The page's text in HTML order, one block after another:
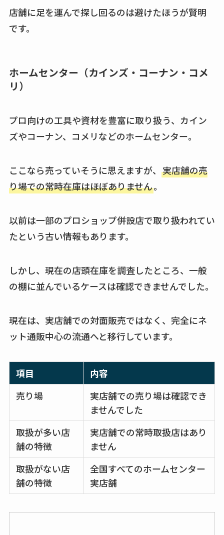
店舗に足を運んで探し回るのは避けたほうが賢明
です。
ホームセンター（カインズ・コーナン・コメ
リ）
プロ向けの工具や資材を豊富に取り扱う、カイン
ズやコーナン、コメリなどのホームセンター。
ここなら売っていそうに思えますが、 実店舗の売
り場での常時在庫はほぼありません。
以前は一部のプロショップ併設店で取り扱われてい
たという古い情報もあります。
しかし、現在の店頭在庫を調査したところ、一般
の棚に並んでいるケースは確認できませんでした。
現在は、実店舗での対面販売ではなく、完全にネ
ット通販中心の流通へと移行しています。
項目
内容
売り場
実店舗での売り場は確認でき
ませんでした
取扱が多い店
舗の特徴
実店舗での常時取扱店はあり
ません
取扱がない店
舗の特徴
全国すべてのホームセンター
実店舗